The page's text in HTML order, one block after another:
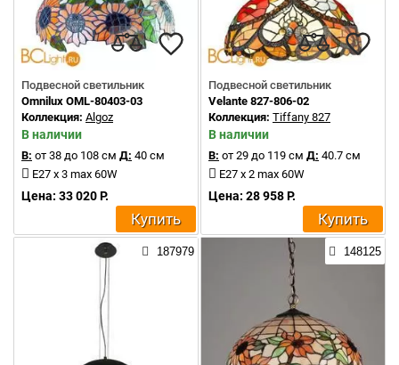
Подвесной светильник
Omnilux OML-80403-03
Коллекция: Algoz
В наличии
В: от 38 до 108 см Д: 40 см
E27 x 3 max 60W
Цена: 33 020 Р.
Купить
Подвесной светильник
Velante 827-806-02
Коллекция: Tiffany 827
В наличии
В: от 29 до 119 см Д: 40.7 см
E27 x 2 max 60W
Цена: 28 958 Р.
Купить
187979 148125